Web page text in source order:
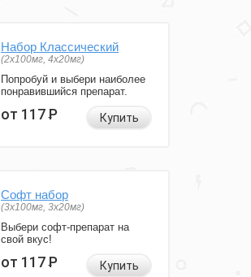
Набор Классический
(2x100мг, 4x20мг)
Попробуй и выбери наиболее
понравившийся препарат.
от 117Р Купить
Софт набор
(3x100мг, 3x20мг)
Выбери софт-препарат на
свой вкус!
от 117Р Купить